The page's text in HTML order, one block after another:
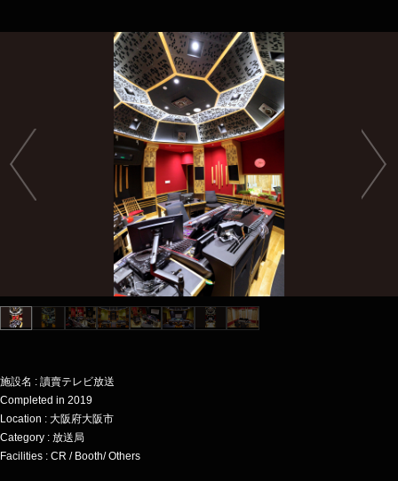
施設名 : 讀賣テレビ放送
Completed in 2019
Location : 大阪府大阪市
Category : 放送局
Facilities : CR / Booth/ Others